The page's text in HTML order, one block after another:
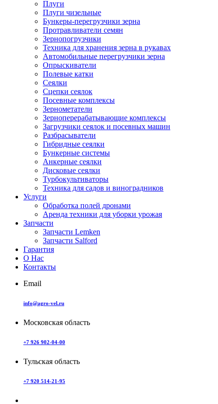
Плуги
Плуги чизельные
Бункеры-перегрузчики зерна
Протравливатели семян
Зернопогрузчики
Техника для хранения зерна в рукавах
Автомобильные перегрузчики зерна
Опрыскиватели
Полевые катки
Сеялки
Сцепки сеялок
Посевные комплексы
Зернометатели
Зерноперерабатывающие комплексы
Загрузчики сеялок и посевных машин
Разбрасыватели
Гибридные сеялки
Бункерные системы
Анкерные сеялки
Дисковые сеялки
Турбокультиваторы
Техника для садов и виноградников
Услуги
Обработка полей дронами
Аренда техники для уборки урожая
Запчасти
Запчасти Lemken
Запчасти Salford
Гарантия
О Нас
Контакты
Email
info@agro-vel.ru
Московская область
+7 926 902-04-00
Тульская область
+7 920 514-21-95